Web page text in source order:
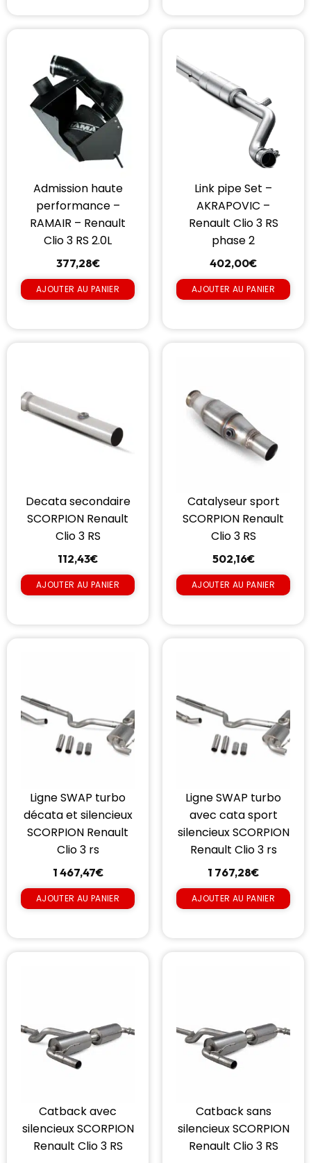
Admission haute
performance –
RAMAIR – Renault
Clio 3 RS 2.0L
377,28€
AJOUTER AU PANIER
Link pipe Set –
AKRAPOVIC –
Renault Clio 3 RS
phase 2
402,00€
AJOUTER AU PANIER
Decata secondaire
SCORPION Renault
Clio 3 RS
112,43€
AJOUTER AU PANIER
Catalyseur sport
SCORPION Renault
Clio 3 RS
502,16€
AJOUTER AU PANIER
Ligne SWAP turbo
décata et silencieux
SCORPION Renault
Clio 3 rs
1 467,47€
AJOUTER AU PANIER
Ligne SWAP turbo
avec cata sport
silencieux SCORPION
Renault Clio 3 rs
1 767,28€
AJOUTER AU PANIER
Catback avec
silencieux SCORPION
Renault Clio 3 RS
Catback sans
silencieux SCORPION
Renault Clio 3 RS